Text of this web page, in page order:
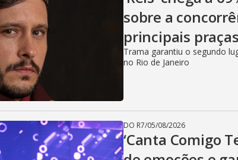
V
d
sobre a
principais
Trama garantiu o segundo
no Rio de Janeiro
DO R7/05/08/2026
‘Canta Comigo